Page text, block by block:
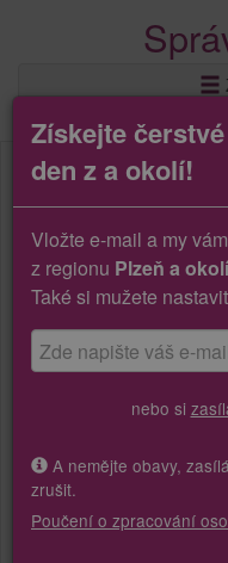
Získejte
den z a okolí!
Vložte e-mail a my
z regionu Plzeň a okolí
Také si mužete
nebo si
A nemějte obavy,
zrušit.
Poučení o zpracování